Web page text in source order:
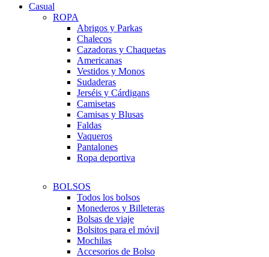
Casual
ROPA
Abrigos y Parkas
Chalecos
Cazadoras y Chaquetas
Americanas
Vestidos y Monos
Sudaderas
Jerséis y Cárdigans
Camisetas
Camisas y Blusas
Faldas
Vaqueros
Pantalones
Ropa deportiva
BOLSOS
Todos los bolsos
Monederos y Billeteras
Bolsas de viaje
Bolsitos para el móvil
Mochilas
Accesorios de Bolso